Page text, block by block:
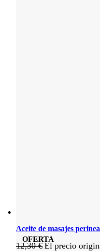
OFERTA
Aceite de masajes
12,30€ El precio